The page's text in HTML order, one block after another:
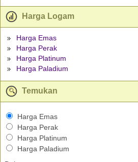
Harga Logam
Harga Emas
Harga Perak
Harga Platinum
Harga Paladium
Temukan
Harga Emas
Harga Perak
Harga Platinum
Harga Paladium